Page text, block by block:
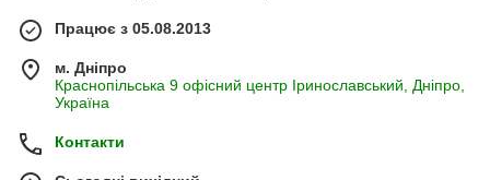
Працює з 05.08.2013
м. Дніпро
Краснопільська 9 офісний центр Іринославський, Дніпро,
Україна
Контакти